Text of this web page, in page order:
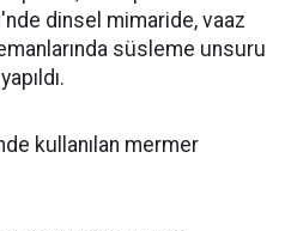
dinsel mimaride, vaaz
süsleme unsuru
kullanılan mermer